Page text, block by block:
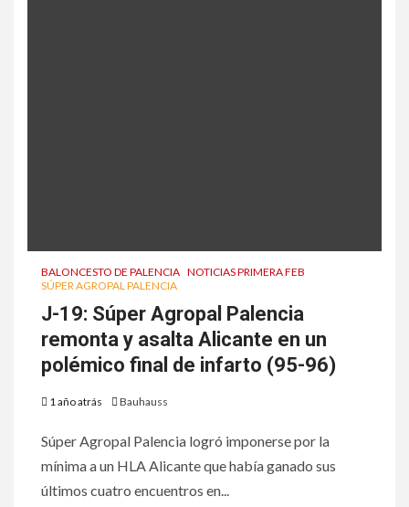
BALONCESTO DE PALENCIA NOTICIAS PRIMERA FEB
SÚPER AGROPAL PALENCIA
J-19: Súper Agropal Palencia
remonta y asalta Alicante en un
polémico final de infarto (95-96)
1 año atrás Bauhauss
Súper Agropal Palencia logró imponerse por la
mínima a un HLA Alicante que había ganado sus
últimos cuatro encuentros en...